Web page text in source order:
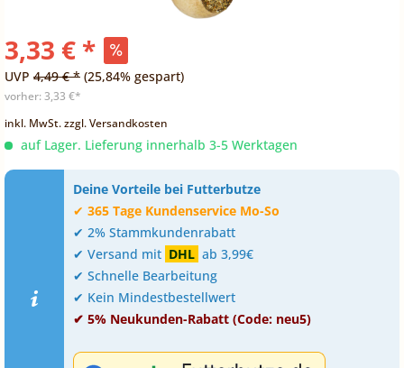
3,33 € *
UVP 4,49 € * (25,84% gespart)
vorher: 3,33 €*
inkl. MwSt.zzgl. Versandkosten
auf Lager. Lieferung innerhalb 3-5 Werktagen
Deine Vorteile bei Futterbutze
✔ 365 Tage Kundenservice Mo-So
✔ 2% Stammkundenrabatt
✔ Versand mit DHL ab 3,99€
✔ Schnelle Bearbeitung
✔ Kein Mindestbestellwert
✔ 5% Neukunden-Rabatt (Code: neu5)